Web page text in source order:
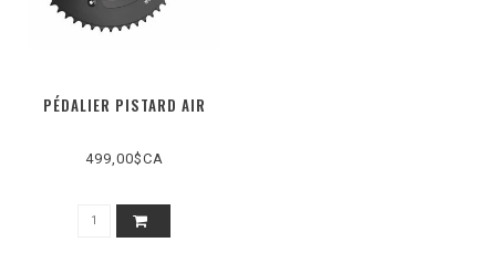
PÉDALIER PISTARD AIR
499,00$CA